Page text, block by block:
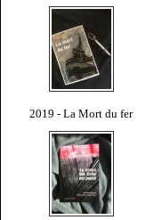
2019 - La Mort du fer